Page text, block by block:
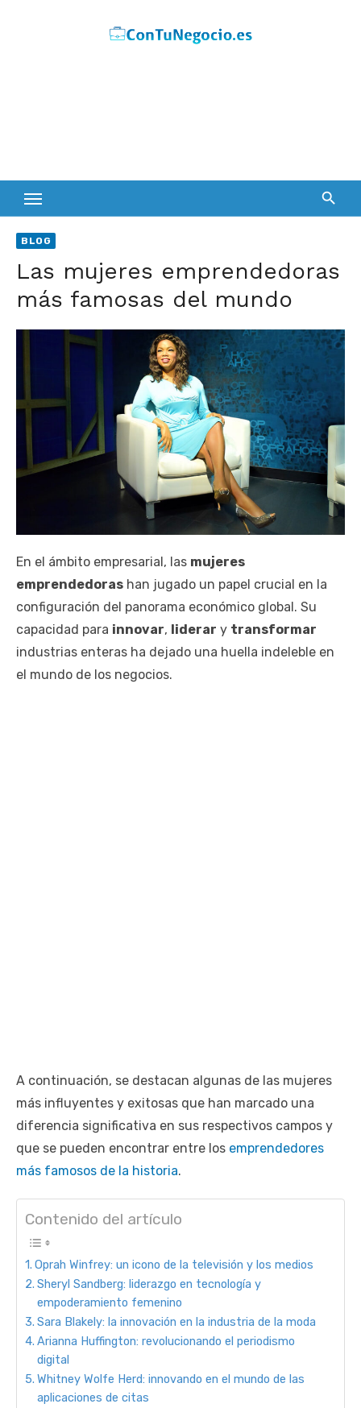
BLOG
Las mujeres emprendedoras
más famosas del mundo
En el ámbito empresarial, las mujeres
emprendedoras han jugado un papel crucial en la
configuración del panorama económico global. Su
capacidad para innovar, liderar y transformar
industrias enteras ha dejado una huella indeleble en
el mundo de los negocios.
A continuación, se destacan algunas de las mujeres
más influyentes y exitosas que han marcado una
diferencia significativa en sus respectivos campos y
que se pueden encontrar entre los emprendedores
más famosos de la historia.
Contenido del artículo
Oprah Winfrey: un icono de la televisión y los medios
Sheryl Sandberg: liderazgo en tecnología y
empoderamiento femenino
Sara Blakely: la innovación en la industria de la moda
Arianna Huffington: revolucionando el periodismo
digital
Whitney Wolfe Herd: innovando en el mundo de las
aplicaciones de citas